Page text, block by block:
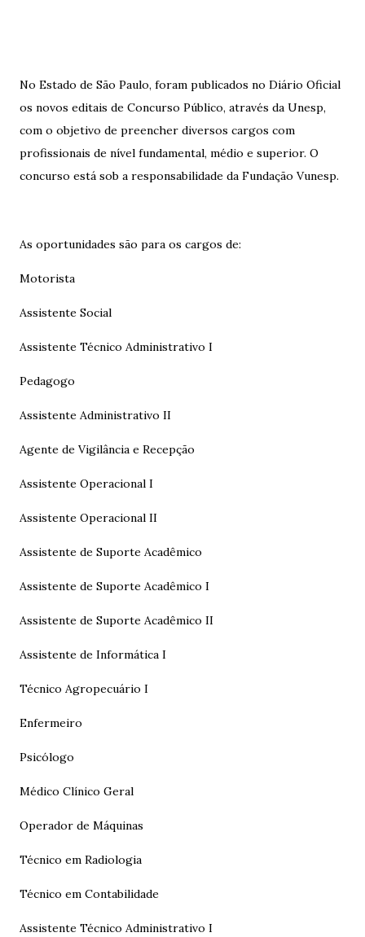
No Estado de São Paulo, foram publicados no Diário Oficial
os novos editais de Concurso Público, através da Unesp,
com o objetivo de preencher diversos cargos com
profissionais de nível fundamental, médio e superior. O
concurso está sob a responsabilidade da Fundação Vunesp.
As oportunidades são para os cargos de:
Motorista
Assistente Social
Assistente Técnico Administrativo I
Pedagogo
Assistente Administrativo II
Agente de Vigilância e Recepção
Assistente Operacional I
Assistente Operacional II
Assistente de Suporte Acadêmico
Assistente de Suporte Acadêmico I
Assistente de Suporte Acadêmico II
Assistente de Informática I
Técnico Agropecuário I
Enfermeiro
Psicólogo
Médico Clínico Geral
Operador de Máquinas
Técnico em Radiologia
Técnico em Contabilidade
Assistente Técnico Administrativo I